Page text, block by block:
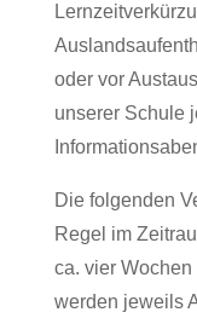
oder vor
unserer Schule
Die folgenden
Regel im
ca. vier
werden jeweils